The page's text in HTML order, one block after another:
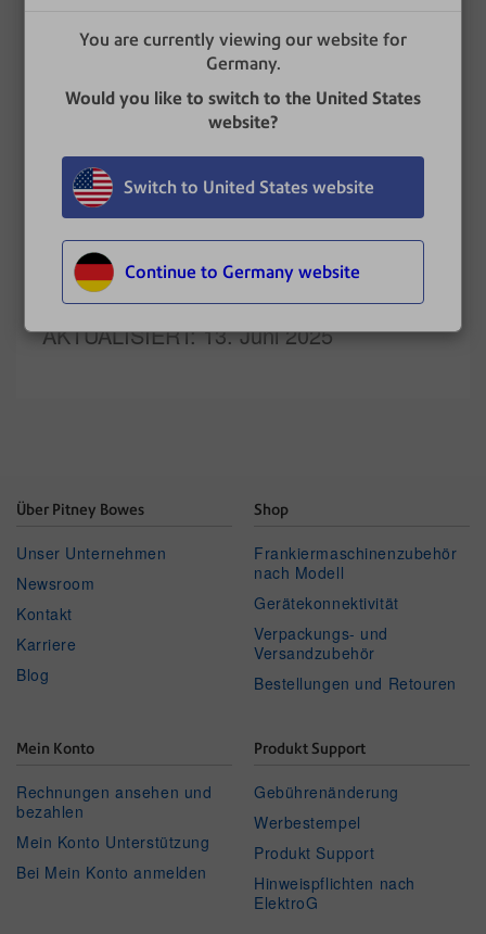
You are currently viewing our website for
Germany.
Would you like to switch to the United States
website?
Switch to United States website
Continue to Germany website
„Frankieren starten“ wird eine Registerkarte für
den Job geöffnet.
Verwandte Themen
Jobübersicht
Erstellen eines neuen Jobs auf dem
Bildschirm „Jobs“.
Erstellen von neuen Jobs auf dem Bildschirm
„Jobs“.
AKTUALISIERT: 13. Juni 2025
Über Pitney Bowes
Unser Unternehmen
Newsroom
Kontakt
Karriere
Blog
Shop
Frankiermaschinenzubehör
nach Modell
Gerätekonnektivität
Verpackungs- und
Versandzubehör
Bestellungen und Retouren
Mein Konto
Rechnungen ansehen und
bezahlen
Mein Konto Unterstützung
Bei Mein Konto anmelden
Produkt Support
Gebührenänderung
Werbestempel
Produkt Support
Hinweispflichten nach
ElektroG